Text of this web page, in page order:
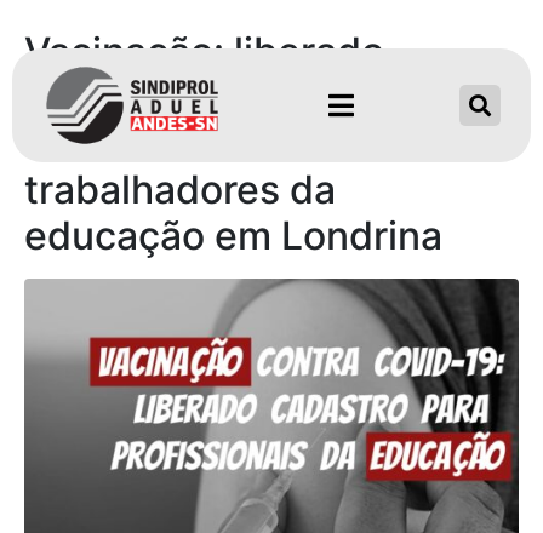
Vacinação: liberado
cadastro para
trabalhadoras e
trabalhadores da
educação em Londrina